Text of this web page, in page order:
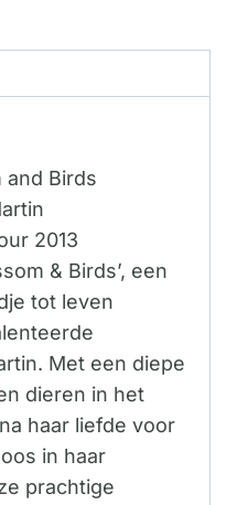
and Birds
2013
& Birds’, een
tot leven
Met een diepe
dieren in het
haar liefde voor
in haar
prachtige